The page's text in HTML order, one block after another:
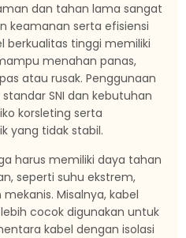
dan tahan lama sangat
keamanan serta efisiensi
berkualitas tinggi memiliki
menahan panas,
atau rusak. Penggunaan
SNI dan kebutuhan
korsleting serta
yang tidak stabil.
harus memiliki daya tahan
seperti suhu ekstrem,
Misalnya, kabel
cocok digunakan untuk
kabel dengan isolasi